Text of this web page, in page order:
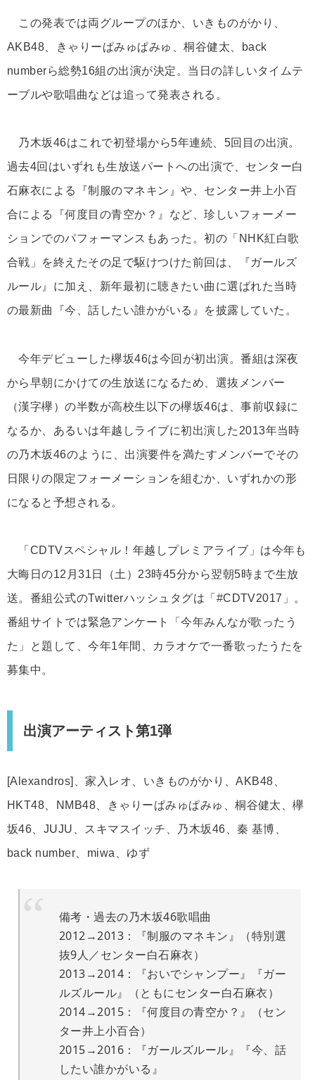
この発表では両グループのほか、いきものがかり、
AKB48、きゃりーぱみゅぱみゅ、桐谷健太、back
numberら総勢16組の出演が決定。当日の詳しいタイムテ
ーブルや歌唱曲などは追って発表される。
乃木坂46はこれで初登場から5年連続、5回目の出演。
過去4回はいずれも生放送パートへの出演で、センター白
石麻衣による『制服のマネキン』や、センター井上小百
合による『何度目の青空か？』など、珍しいフォーメー
ションでのパフォーマンスもあった。初の「NHK紅白歌
合戦」を終えたその足で駆けつけた前回は、『ガールズ
ルール』に加え、新年最初に聴きたい曲に選ばれた当時
の最新曲『今、話したい誰かがいる』を披露していた。
今年デビューした欅坂46は今回が初出演。番組は深夜
から早朝にかけての生放送になるため、選抜メンバー
（漢字欅）の半数が高校生以下の欅坂46は、事前収録に
なるか、あるいは年越しライブに初出演した2013年当時
の乃木坂46のように、出演要件を満たすメンバーでその
日限りの限定フォーメーションを組むか、いずれかの形
になると予想される。
「CDTVスペシャル！年越しプレミアライブ」は今年も
大晦日の12月31日（土）23時45分から翌朝5時まで生放
送。番組公式のTwitterハッシュタグは「#CDTV2017」。
番組サイトでは緊急アンケート「今年みんなが歌ったう
た」と題して、今年1年間、カラオケで一番歌ったうたを
募集中。
出演アーティスト第1弾
[Alexandros]、家入レオ、いきものがかり、AKB48、
HKT48、NMB48、きゃりーぱみゅぱみゅ、桐谷健太、欅
坂46、JUJU、スキマスイッチ、乃木坂46、秦 基博、
back number、miwa、ゆず
備考・過去の乃木坂46歌唱曲
2012→2013：『制服のマネキン』（特別選
抜9人／センター白石麻衣）
2013→2014：『おいでシャンプー』『ガー
ルズルール』（ともにセンター白石麻衣）
2014→2015：『何度目の青空か？』（セン
ター井上小百合）
2015→2016：『ガールズルール』『今、話
したい誰かがいる』